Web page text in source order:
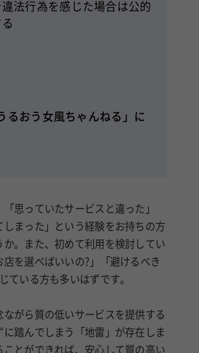
法行為を感じた場合は公的
るおう女風ちゃんねる」に
思っていたサービスと違った」
しまった」という経験をお持ちの方
。また、初めて利用を検討してい
を選べばいいの?」「避けるべき
ている方も多いはずです。
がら質の低いサービスを提供する
踏んでしまう「地雷」が存在しま
とができれば、安心して質の高い